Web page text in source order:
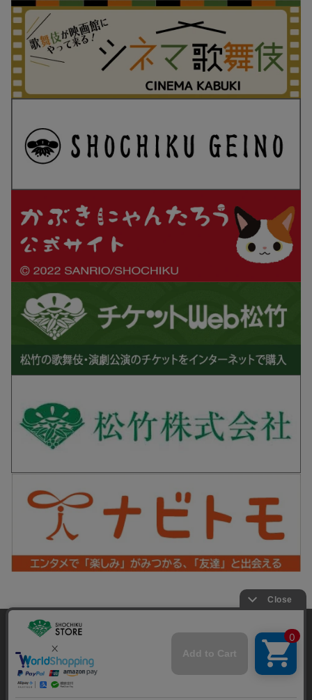
Copyright©SHOCHIKU Co.,Ltd. All Rights Reserved.
当サイトでは利用体験の向上およびコンテンツの最適な提供、ト
ラフィックの分析を目的としてCookieを使用しています。
サイトの閲覧を継続された場合、Cookieの利用に同意したことも
のといたします。
詳細については